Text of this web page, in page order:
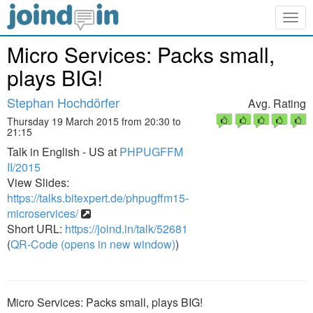
Micro Services: Packs small,
plays BIG!
Stephan Hochdörfer
Thursday 19 March 2015 from 20:30 to
21:15
Talk in English - US at PHPUGFFM
II/2015
View Slides:
https://talks.bitexpert.de/phpugffm15-
microservices/
Short URL: https://joind.in/talk/52681
(QR-Code (opens in new window))
Avg. Rating
Micro Services: Packs small, plays BIG!